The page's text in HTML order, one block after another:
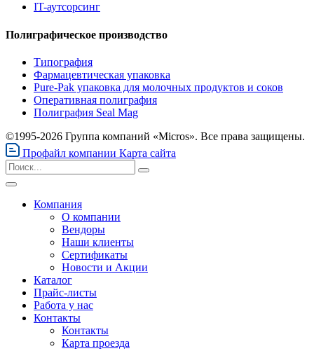
IT-аутсорсинг
Полиграфическое производство
Типография
Фармацевтическая упаковка
Pure-Pak упаковка для молочных продуктов и соков
Оперативная полиграфия
Полиграфия Seal Mag
©1995-2026 Группа компаний «Micros». Все права защищены.
Профайл компании Карта сайта
Компания
О компании
Вендоры
Наши клиенты
Сертификаты
Новости и Акции
Каталог
Прайс-листы
Работа у нас
Контакты
Контакты
Карта проезда